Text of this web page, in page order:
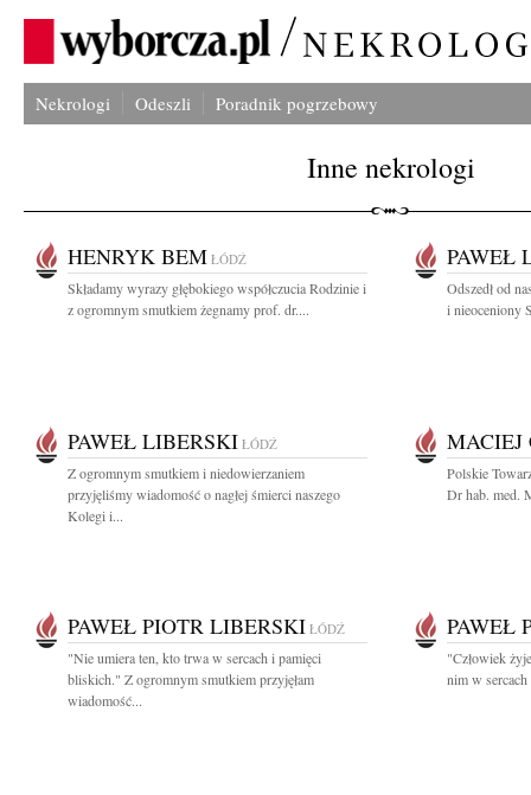
Nekrologi Odeszli Poradnik pogrzebowy
Inne nekrologi
HENRYK BEM ŁÓDŹ
Składamy wyrazy głębokiego współczucia Rodzinie i
z ogromnym smutkiem żegnamy prof. dr....
PAWEŁ
Odszedł od
i nieoceniony
PAWEŁ LIBERSKI ŁÓDŹ
Z ogromnym smutkiem i niedowierzaniem
przyjęliśmy wiadomość o nagłej śmierci naszego
Kolegi i...
Polskie
Dr hab. med.
PAWEŁ PIOTR LIBERSKI ŁÓDŹ
"Nie umiera ten, kto trwa w sercach i pamięci
bliskich." Z ogromnym smutkiem przyjęłam
wiadomość...
PAWEŁ
"Człowiek
nim w